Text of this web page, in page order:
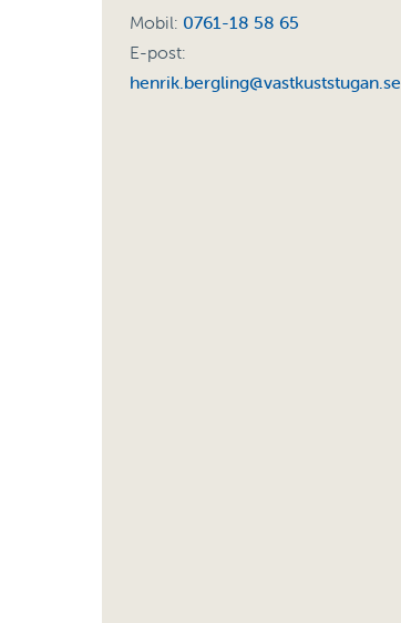
Mobil: 0761-18 58 65
E-post:
henrik.bergling@vastkuststugan.se